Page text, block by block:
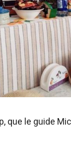
que le guide